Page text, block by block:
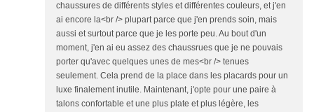
chaussures de différents styles et différentes couleurs, et j'en
ai encore la<br /> plupart parce que j'en prends soin, mais
aussi et surtout parce que je les porte peu. Au bout d'un
moment, j'en ai eu assez des chaussrues que je ne pouvais
porter qu'avec quelques unes de mes<br /> tenues
seulement. Cela prend de la place dans les placards pour un
luxe finalement inutile. Maintenant, j'opte pour une paire à
talons confortable et une plus plate et plus légère, les